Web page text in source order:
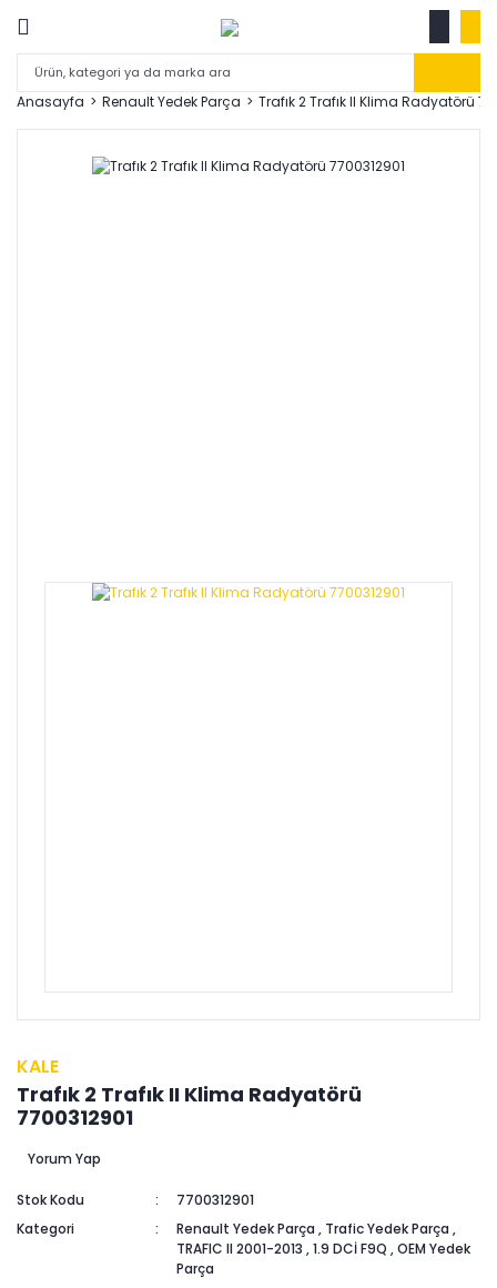
Anasayfa Renault Yedek Parça Trafık 2 Trafık II Klima Radyatörü
KALE
Trafık 2 Trafık II Klima Radyatörü
7700312901
Yorum Yap
Stok Kodu
7700312901
Kategori
Renault Yedek Parça , Trafic Yedek Parça ,
TRAFIC II 2001-2013 ,1.9 DCİ F9Q ,OEM Yedek
Parça